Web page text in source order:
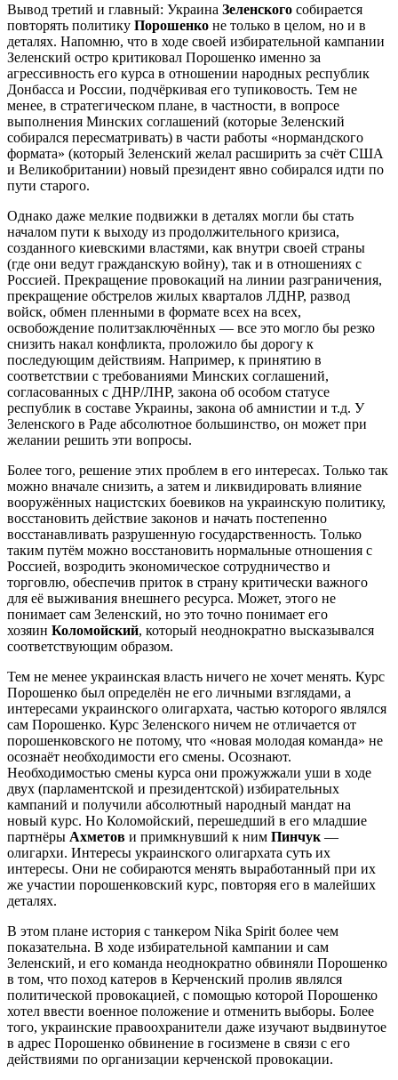
Вывод третий и главный: Украина Зеленского собирается
повторять политику Порошенко не только в целом, но и в
деталях. Напомню, что в ходе своей избирательной кампании
Зеленский остро критиковал Порошенко именно за
агрессивность его курса в отношении народных республик
Донбасса и России, подчёркивая его тупиковость. Тем не
менее, в стратегическом плане, в частности, в вопросе
выполнения Минских соглашений (которые Зеленский
собирался пересматривать) в части работы «нормандского
формата» (который Зеленский желал расширить за счёт США
и Великобритании) новый президент явно собирался идти по
пути старого.
Однако даже мелкие подвижки в деталях могли бы стать
началом пути к выходу из продолжительного кризиса,
созданного киевскими властями, как внутри своей страны
(где они ведут гражданскую войну), так и в отношениях с
Россией. Прекращение провокаций на линии разграничения,
прекращение обстрелов жилых кварталов ЛДНР, развод
войск, обмен пленными в формате всех на всех,
освобождение политзаключённых — все это могло бы резко
снизить накал конфликта, проложило бы дорогу к
последующим действиям. Например, к принятию в
соответствии с требованиями Минских соглашений,
согласованных с ДНР/ЛНР, закона об особом статусе
республик в составе Украины, закона об амнистии и т.д. У
Зеленского в Раде абсолютное большинство, он может при
желании решить эти вопросы.
Более того, решение этих проблем в его интересах. Только так
можно вначале снизить, а затем и ликвидировать влияние
вооружённых нацистских боевиков на украинскую политику,
восстановить действие законов и начать постепенно
восстанавливать разрушенную государственность. Только
таким путём можно восстановить нормальные отношения с
Россией, возродить экономическое сотрудничество и
торговлю, обеспечив приток в страну критически важного
для её выживания внешнего ресурса. Может, этого не
понимает сам Зеленский, но это точно понимает его
хозяин Коломойский, который неоднократно высказывался
соответствующим образом.
Тем не менее украинская власть ничего не хочет менять. Курс
Порошенко был определён не его личными взглядами, а
интересами украинского олигархата, частью которого являлся
сам Порошенко. Курс Зеленского ничем не отличается от
порошенковского не потому, что «новая молодая команда» не
осознаёт необходимости его смены. Осознают.
Необходимостью смены курса они прожужжали уши в ходе
двух (парламентской и президентской) избирательных
кампаний и получили абсолютный народный мандат на
новый курс. Но Коломойский, перешедший в его младшие
партнёры Ахметов и примкнувший к ним Пинчук —
олигархи. Интересы украинского олигархата суть их
интересы. Они не собираются менять выработанный при их
же участии порошенковский курс, повторяя его в малейших
деталях.
В этом плане история с танкером Nika Spirit более чем
показательна. В ходе избирательной кампании и сам
Зеленский, и его команда неоднократно обвиняли Порошенко
в том, что поход катеров в Керченский пролив являлся
политической провокацией, с помощью которой Порошенко
хотел ввести военное положение и отменить выборы. Более
того, украинские правоохранители даже изучают выдвинутое
в адрес Порошенко обвинение в госизмене в связи с его
действиями по организации керченской провокации.